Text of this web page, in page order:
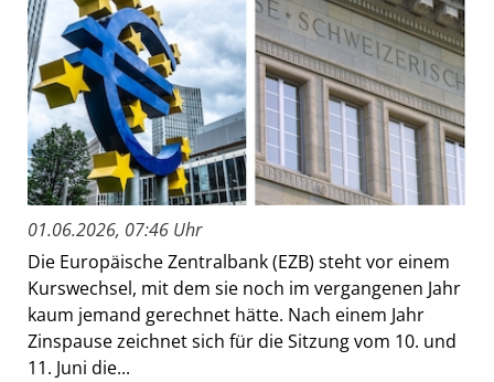
01.06.2026, 07:46 Uhr
Die Europäische Zentralbank (EZB) steht vor einem
Kurswechsel, mit dem sie noch im vergangenen Jahr
kaum jemand gerechnet hätte. Nach einem Jahr
Zinspause zeichnet sich für die Sitzung vom 10. und
11. Juni die...